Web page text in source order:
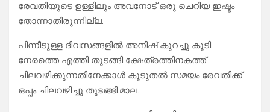
രേവതിയുടെ ഉള്ളിലും അവനോട് ഒരു ചെറിയ ഇഷ്ടം
തോന്നാതിരുന്നില്ല.
പിന്നീടുള്ള ദിവസങ്ങളിൽ അനീഷ് കുറച്ചു കൂടി
നേരത്തെ എത്തി തുടങ്ങി ക്ഷേത്രത്തിനകത്ത്
ചിലവഴിക്കുന്നതിനേക്കാൾ കൂടുതൽ സമയം രേവതിക്ക്
ഒപ്പം ചിലവഴിച്ചു തുടങ്ങി.മാല.